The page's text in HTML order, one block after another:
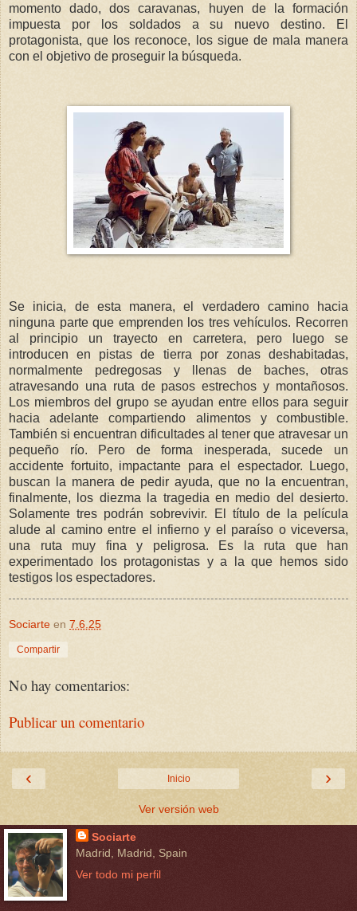
momento dado, dos caravanas, huyen de la formación
impuesta por los soldados a su nuevo destino. El
protagonista, que los reconoce, los sigue de mala manera
con el objetivo de proseguir la búsqueda.
Se inicia, de esta manera, el verdadero camino hacia
ninguna parte que emprenden los tres vehículos. Recorren
al principio un trayecto en carretera, pero luego se
introducen en pistas de tierra por zonas deshabitadas,
normalmente pedregosas y llenas de baches, otras
atravesando una ruta de pasos estrechos y montañosos.
Los miembros del grupo se ayudan entre ellos para seguir
hacia adelante compartiendo alimentos y combustible.
También si encuentran dificultades al tener que atravesar un
pequeño río. Pero de forma inesperada, sucede un
accidente fortuito, impactante para el espectador. Luego,
buscan la manera de pedir ayuda, que no la encuentran,
finalmente, los diezma la tragedia en medio del desierto.
Solamente tres podrán sobrevivir. El título de la película
alude al camino entre el infierno y el paraíso o viceversa,
una ruta muy fina y peligrosa. Es la ruta que han
experimentado los protagonistas y a la que hemos sido
testigos los espectadores.
Sociarte en 7.6.25
Compartir
No hay comentarios:
Publicar un comentario
‹ ›
Inicio
Ver versión web
Sociarte
Madrid, Madrid, Spain
Ver todo mi perfil